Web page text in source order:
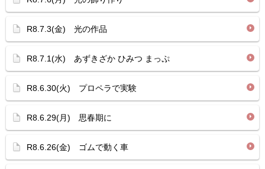
R8.7.3(金) 光の作品
R8.7.1(水) あずきざか ひみつ まっぷ
R8.6.30(火) プロペラで実験
R8.6.29(月) 思春期に
R8.6.26(金) ゴムで動く車